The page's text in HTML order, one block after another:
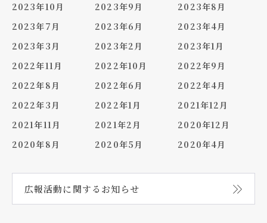
2023年10月
2023年9月
2023年8月
2023年7月
2023年6月
2023年4月
2023年3月
2023年2月
2023年1月
2022年11月
2022年10月
2022年9月
2022年8月
2022年6月
2022年4月
2022年3月
2022年1月
2021年12月
2021年11月
2021年2月
2020年12月
2020年8月
2020年5月 2020年4月
広報活動に関する お知らせ